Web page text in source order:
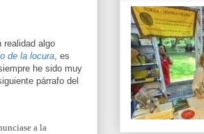
realidad algo
de la locura, es
he sido muy
párrafo del
a la